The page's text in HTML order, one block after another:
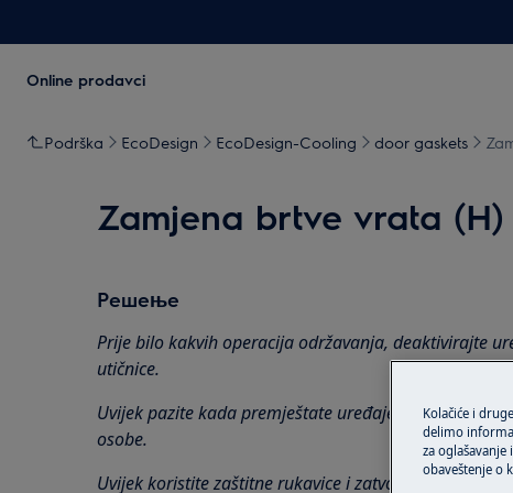
Online prodavci
Podrška EcoDesign EcoDesign-Cooling door gaskets
Zamjena brtve vrata (H)
Решење
Prije bilo kakvih operacija održavanja, deaktivirajte
utičnice.
Uvijek pazite kada premještate uređaje, za teške
osobe.
Uvijek koristite zaštitne rukavice i zatvorenu obuću.
Kolačiće i
delimo
za oglašavanje
obaveštenje o